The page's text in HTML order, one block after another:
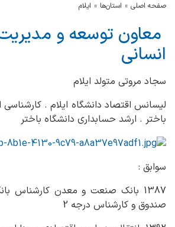
صفحه اصلی استان‌ها ایلام
معاون توسعه و
انسانی
سجاد مروتی متولد ایلام
لیسانس اقتصاد دانشگاه ایلام . کارشناسی
باختر . ارشد حسابداری دانشگاه باختر
سوابق :
1387 بانک صنعت و معدن کارشناس
صندوق و کارشناس درجه 2